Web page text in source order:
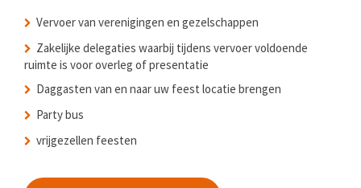
Vervoer van verenigingen en gezelschappen
Zakelijke delegaties waarbij tijdens vervoer voldoende
ruimte is voor overleg of presentatie
Daggasten van en naar uw feest locatie brengen
Party bus
vrijgezellen feesten